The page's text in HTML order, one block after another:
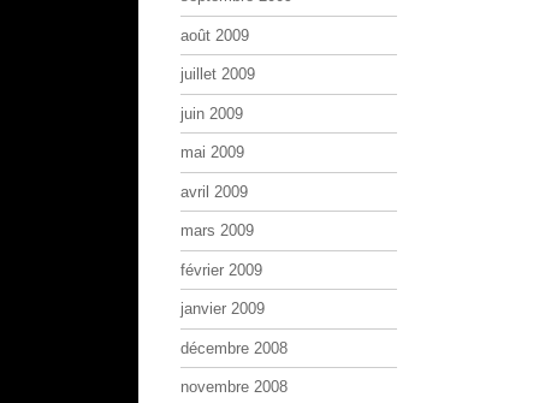
août 2009
juillet 2009
juin 2009
mai 2009
avril 2009
mars 2009
février 2009
janvier 2009
décembre 2008
novembre 2008